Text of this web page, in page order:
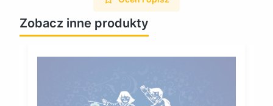
Zobacz inne produkty